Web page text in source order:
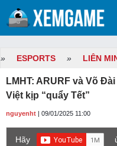
» ESPORTS » LIÊN
LMHT: ARURF và Võ
Việt kịp “quẩy Tết”
nguyenht | 09/01/2025 11:00
Hãy